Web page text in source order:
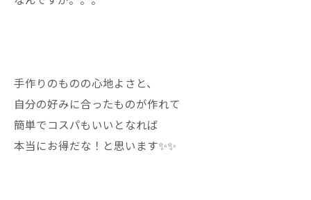
手作りのものの心地よさと、
自分の好みに合ったものが作れて
簡単でコスパもいいとなれば
本当にお得だな！と思います✨✨